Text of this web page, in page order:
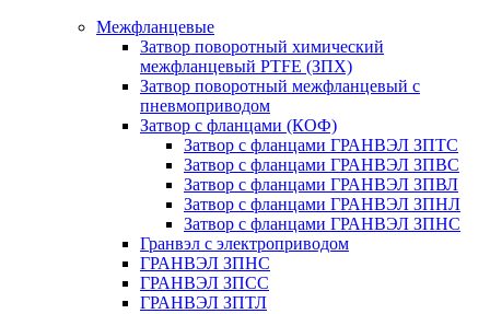
Межфланцевые
Затвор поворотный химический
межфланцевый PTFE (ЗПХ)
Затвор поворотный межфланцевый с
пневмоприводом
Затвор с фланцами (КОФ)
Затвор с фланцами ГРАНВЭЛ ЗПТС
Затвор с фланцами ГРАНВЭЛ ЗПВС
Затвор с фланцами ГРАНВЭЛ ЗПВЛ
Затвор с фланцами ГРАНВЭЛ ЗПНЛ
Затвор с фланцами ГРАНВЭЛ ЗПНС
Гранвэл с электроприводом
ГРАНВЭЛ ЗПНС
ГРАНВЭЛ ЗПСС
ГРАНВЭЛ ЗПТЛ